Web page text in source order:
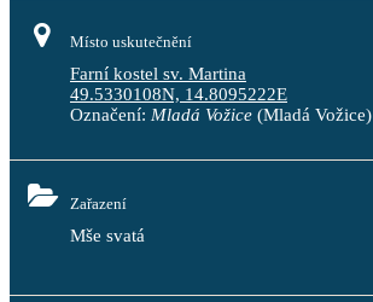
Místo uskutečnění
Farní kostel sv. Martina
49.5330108N, 14.8095222E
Označení: Mladá Vožice (Mladá Vožice)
Zařazení
Mše svatá